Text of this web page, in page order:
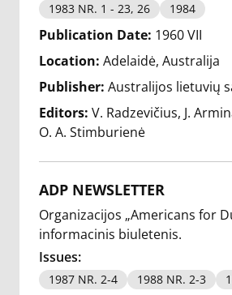
1983 NR. 1 - 23, 26
1984
Publication Date: 1960 VII
Location: Adelaidė, Australija
Publisher: Australijos lietuvių
Editors: V. Radzevičius J.
O. A. Stimburienė
ADP NEWSLETTER
Organizacijos „Americans for
informacinis biuletenis.
Issues:
1987 NR. 2-4 1988 NR. 2-3